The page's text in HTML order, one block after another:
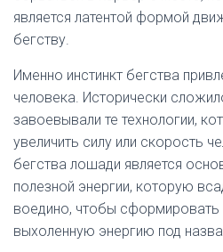
является латентой формой
бегству.
Именно инстинкт бегства
человека. Исторически
завоевывали те технологии,
увеличить силу или скорость
бегства лошади является
полезной энергии, которую
воедино, чтобы сформировать
выхоленную энергию под